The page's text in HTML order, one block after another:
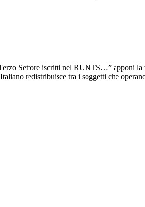
Settore iscritti nel RUNTS…” apponi la
redistribuisce tra i soggetti che